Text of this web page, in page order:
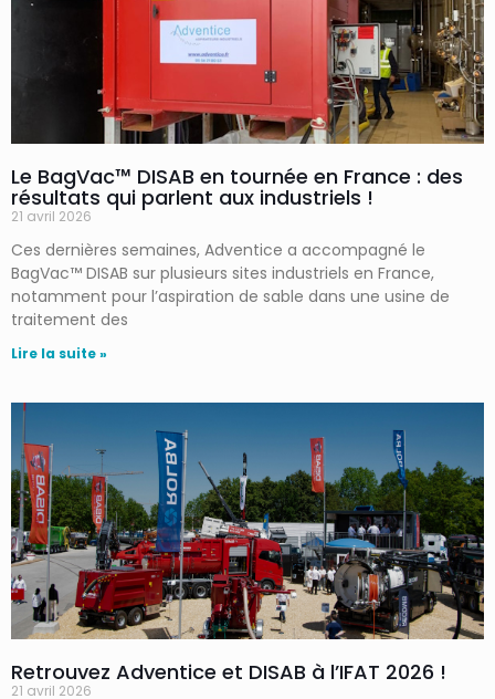
Le BagVac™ DISAB en tournée en France : des
résultats qui parlent aux industriels !
21 avril 2026
Ces dernières semaines, Adventice a accompagné le
BagVac™ DISAB sur plusieurs sites industriels en France,
notamment pour l’aspiration de sable dans une usine de
traitement des
Lire la suite »
Retrouvez Adventice et DISAB à l’IFAT 2026 !
21 avril 2026